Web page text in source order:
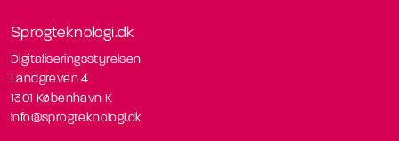
Sprogteknologi.dk
Digitaliseringsstyrelsen
Landgreven 4
1301 København K
info@sprogteknologi.dk